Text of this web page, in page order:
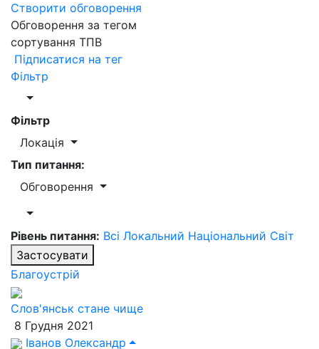
Створити обговорення
Обговорення за тегом
сортування ТПВ
Підписатися на тег
Фільтр
Фільтр
Локація
Тип питання:
Обговорення
Рівень питання: Всі Локальний Національний Світ
Застосувати
Благоустрій
Слов'янськ стане чище
8 Грудня 2021
Іванов Олександр